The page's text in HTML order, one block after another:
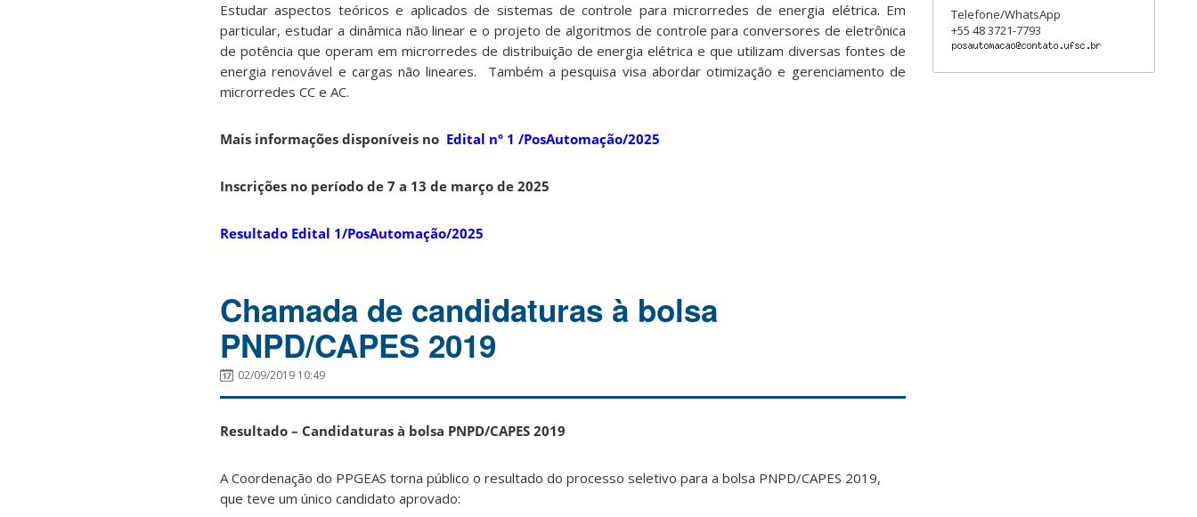
Estudar aspectos teóricos e aplicados de sistemas de controle para microrredes de energia elétrica. Em
particular, estudar a dinâmica não linear e o projeto de algoritmos de controle para conversores de eletrônica
de potência que operam em microrredes de distribuição de energia elétrica e que utilizam diversas fontes de
energia renovável e cargas não lineares. Também a pesquisa visa abordar otimização e gerenciamento de
microrredes CC e AC.
Mais informações disponíveis no Edital nº 1 /PosAutomação/2025
Inscrições no período de 7 a 13 de março de 2025
Resultado Edital 1/PosAutomação/2025
Chamada de candidaturas à bolsa
PNPD/CAPES 2019
02/09/2019 10:49
Resultado – Candidaturas à bolsa PNPD/CAPES 2019
A Coordenação do PPGEAS torna público o resultado do processo seletivo para a bolsa PNPD/CAPES 2019,
que teve um único candidato aprovado:
Telefone/WhatsApp
+55 48 3721-7793